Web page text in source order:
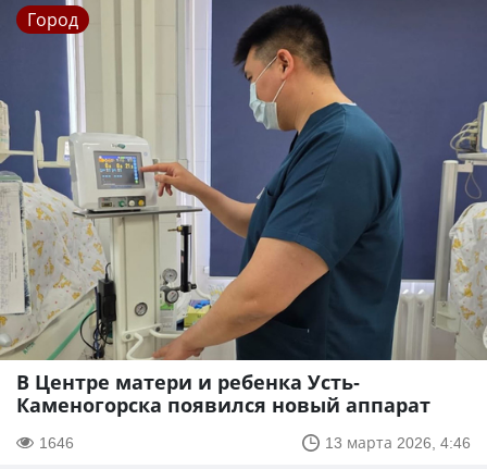
Город
В Центре матери и ребенка Усть-
Каменогорска появился новый аппарат
1646 13 марта 2026, 4:46